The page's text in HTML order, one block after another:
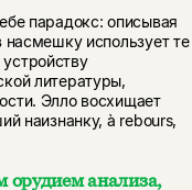
парадокс: описывая
насмешку использует те
литературы,
Элло восхищает
наизнанку, à rebours,
орудием анализа,